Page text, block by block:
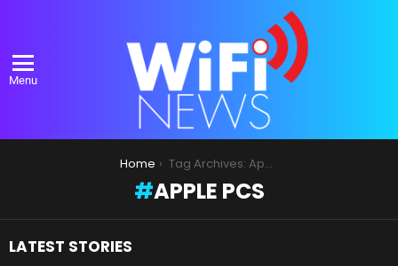
Menu
Home Tag Archives: Apple PCs
APPLE PCS
LATEST STORIES